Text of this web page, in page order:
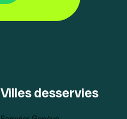
Villes desservies